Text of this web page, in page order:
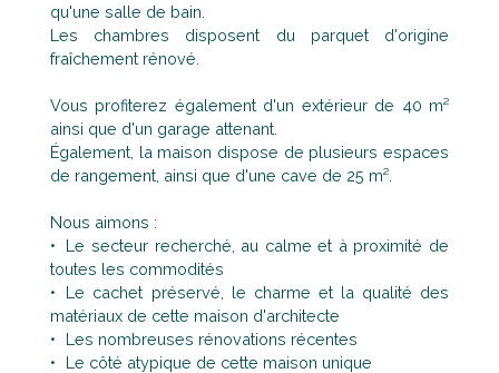
qu'une salle de bain.
Les chambres disposent du parquet d'origine
fraîchement rénové.
Vous profiterez également d'un extérieur de 40 m²
ainsi que d'un garage attenant.
Également, la maison dispose de plusieurs espaces
de rangement, ainsi que d'une cave de 25 m².
Nous aimons :
Le secteur recherché, au calme et à proximité de
toutes les commodités
Le cachet préservé, le charme et la qualité des
matériaux de cette maison d'architecte
Les nombreuses rénovations récentes
Le côté atypique de cette maison unique